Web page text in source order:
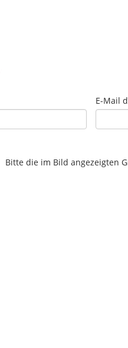
E-Mail
Bitte die im Bild angezeigten